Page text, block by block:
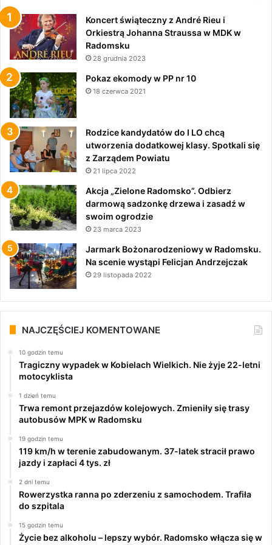
Koncert świąteczny z André Rieu i
Orkiestrą Johanna Straussa w MDK w
Radomsku
28 grudnia 2023
Pokaz ekomody w PP nr 10
18 czerwca 2021
Rodzice kandydatów do I LO chcą
utworzenia dodatkowej klasy. Spotkali się
z Zarządem Powiatu
21 lipca 2022
Akcja „Zielone Radomsko”. Odbierz
darmową sadzonkę drzewa i zasadź w
swoim ogrodzie
23 marca 2023
Jarmark Bożonarodzeniowy w Radomsku.
Na scenie wystąpi Felicjan Andrzejczak
29 listopada 2022
NAJCZĘŚCIEJ KOMENTOWANE
10 godzin temu
Tragiczny wypadek w Kobielach Wielkich. Nie żyje 22-letni
motocyklista
1 dzień temu
Trwa remont przejazdów kolejowych. Zmieniły się trasy
autobusów MPK w Radomsku
19 godzin temu
119 km/h w terenie zabudowanym. 37-latek stracił prawo
jazdy i zapłaci 4 tys. zł
2 dni temu
Rowerzystka ranna po zderzeniu z samochodem. Trafiła
do szpitala
15 godzin temu
Życie bez alkoholu – lepszy wybór. Radomsko włącza się w